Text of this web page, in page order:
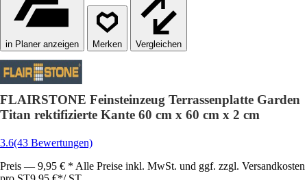
in Planer anzeigen Vergleichen
FLAIRSTONE Feinsteinzeug Terrassenplatte Garden
Titan rektifizierte Kante 60 cm x 60 cm x 2 cm
3.6(43 Bewertungen)
Preis — 9,95 € * Alle Preise inkl. MwSt. und ggf. zzgl. Versandkosten